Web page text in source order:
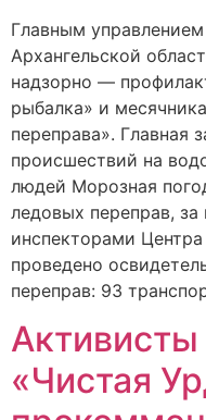
Главным
Архангельской
надзорно —
рыбалка» и
переправа». Главная
происшествий на
людей Морозная
ледовых переправ,
инспекторами
проведено
переправ: 93
«Чистая